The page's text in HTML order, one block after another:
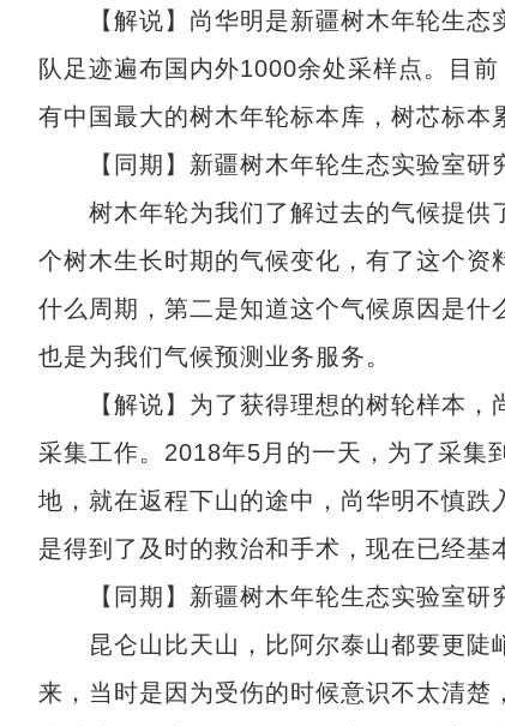
【解说】尚华明是新疆树木年轮生态
队足迹遍布国内外1000余处采样点。目
有中国最大的树木年轮标本库，树芯标本
【同期】新疆树木年轮生态实验室研
树木年轮为我们了解过去的气候提供
个树木生长时期的气候变化，有了这个
什么周期，第二是知道这个气候原因是
也是为我们气候预测业务服务。
【解说】为了获得理想的树轮样本，
采集工作。2018年5月的一天，为了采集
地，就在返程下山的途中，尚华明不慎
是得到了及时的救治和手术，现在已经基
【同期】新疆树木年轮生态实验室研
昆仑山比天山，比阿尔泰山都要更陡
来，当时是因为受伤的时候意识不太清